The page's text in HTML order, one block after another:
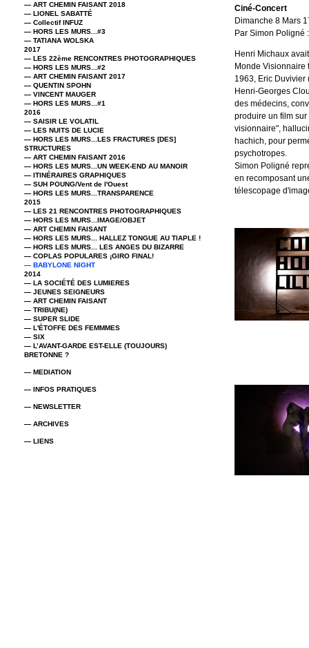
— ART CHEMIN FAISANT 2018
— LIONEL SABATTÉ
— Collectif INFUZ
— HORS LES MURS...#3
— TATIANA WOLSKA
2017
— LES 22ème RENCONTRES PHOTOGRAPHIQUES
— HORS LES MURS...#2
— ART CHEMIN FAISANT 2017
— QUENTIN SPOHN
— VINCENT MAUGER
— HORS LES MURS...#1
2016
— SAISIR LE VOLATIL
— LES NUITS DE LUCIE
— HORS LES MURS...LES FRACTURES [DES]
STRUCTURES
— ART CHEMIN FAISANT 2016
— HORS LES MURS...UN WEEK-END AU MANOIR
— ITINÉRAIRES GRAPHIQUES
— SUH POUNG/Vent de l'Ouest
— HORS LES MURS...TRANSPARENCE
2015
— LES 21 RENCONTRES PHOTOGRAPHIQUES
— HORS LES MURS...IMAGE/OBJET
— ART CHEMIN FAISANT
— HORS LES MURS... HALLEZ TONGUE AU TIAPLE !
— HORS LES MURS... LES ANGES DU BIZARRE
— COPLAS POPULARES ¡GIRO FINAL!
— BABYLONE NIGHT
2014
— LA SOCIÉTÉ DES LUMIERES
— JEUNES SEIGNEURS
— ART CHEMIN FAISANT
— TRIBU(NE)
— SUPER SLIDE
— L'ÉTOFFE DES FEMMMES
— SIX
— L’AVANT-GARDE EST-ELLE (TOUJOURS)
BRETONNE ?
— MEDIATION
— INFOS PRATIQUES
— NEWSLETTER
— ARCHIVES
— LIENS
Ciné-Concert
Dimanche 8 Mars
Par Simon Poligné
Henri Michaux
Monde Visionnaire
1963, Eric Duvivier
Henri-Georges
des médecins,
produire un film
visionnaire",
hachich, pour
psychotropes.
Simon Poligné
en recomposant
télescopage